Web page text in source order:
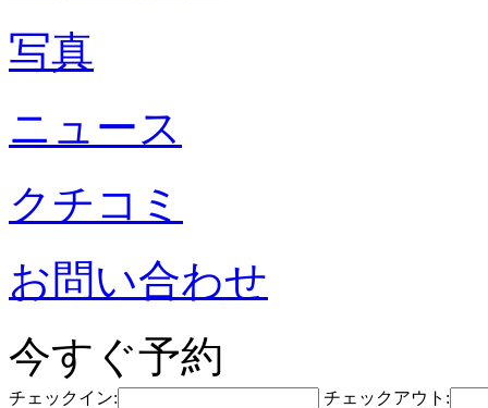
写真
ニュース
クチコミ
お問い合わせ
今すぐ予約
チェックイン: チェックアウト: